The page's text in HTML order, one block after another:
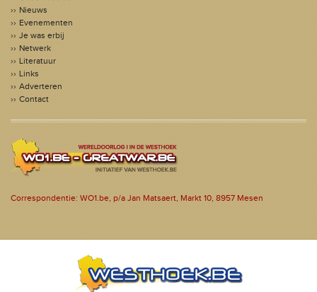
Nieuws
Evenementen
Je was erbij
Netwerk
Literatuur
Links
Adverteren
Contact
Correspondentie: WO1.be, p/a Jan Matsaert, Markt 10, 8957 Mesen